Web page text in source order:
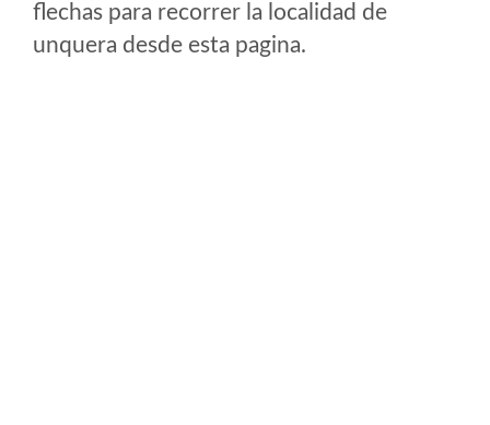
flechas para recorrer la localidad de
unquera desde esta pagina.